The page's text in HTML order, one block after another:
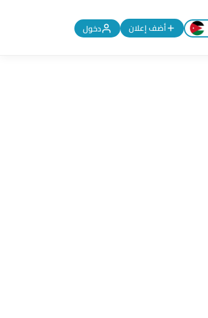
تغيير اللغة إلى الإنجليزية
أضف إعلان دخول